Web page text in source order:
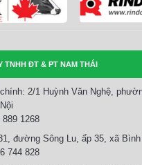
TNHH ĐT & PT NAM THÁI
2/1 Huỳnh Văn Nghệ,
1268
đường Sông Lu, ấp 35, xã Bình
744 828